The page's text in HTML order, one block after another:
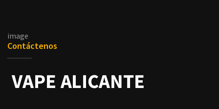
image
Contáctenos